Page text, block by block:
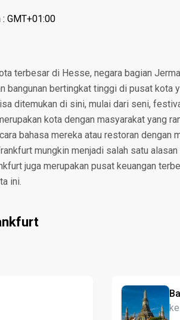
GMT+01:00
terbesar di Hesse, negara bagian
bangunan bertingkat tinggi di pusat kota
ditemukan di sini, mulai dari seni,
kota dengan masyarakat yang
bahasa mereka atau restoran dengan
mungkin menjadi salah satu
juga merupakan pusat keuangan
ini.